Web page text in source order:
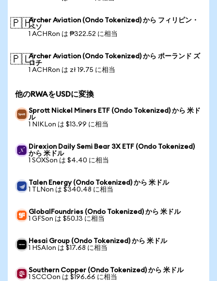
🇵🇭Archer Aviation (Ondo Tokenized) から フィリピン・
ペソ
1 ACHRon は ₱322.52 に相当
🇵🇱Archer Aviation (Ondo Tokenized) から ポーランド ズ
ロチ
1 ACHRon は zł 19.75 に相当
他のRWAをUSDに変換
Sprott Nickel Miners ETF (Ondo Tokenized) から 米ド
ル
1 NIKLon は $13.99 に相当
Direxion Daily Semi Bear 3X ETF (Ondo Tokenized)
から 米ドル
1 SOXSon は $4.40 に相当
Talen Energy (Ondo Tokenized) から 米ドル
1 TLNon は $340.48 に相当
GlobalFoundries (Ondo Tokenized) から 米ドル
1 GFSon は $50.13 に相当
Hesai Group (Ondo Tokenized) から 米ドル
1 HSAIon は $17.68 に相当
Southern Copper (Ondo Tokenized) から 米ドル
1 SCCOon は $196.66 に相当